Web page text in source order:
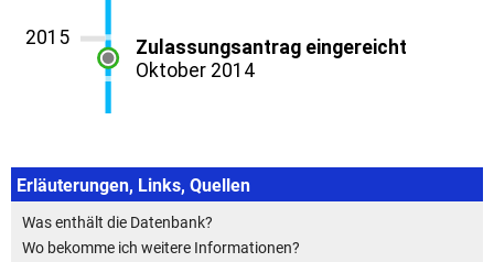
Erläuterungen, Links, Quellen
Was enthält die Datenbank?
Wo bekomme ich weitere Informationen?